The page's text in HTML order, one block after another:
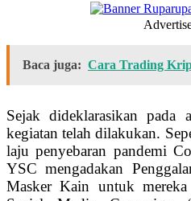
Baca juga: Cara Trading
Sejak dideklarasikan
kegiatan telah dilakukan.
laju penyebaran pandemi
YSC mengadakan
Masker Kain untuk